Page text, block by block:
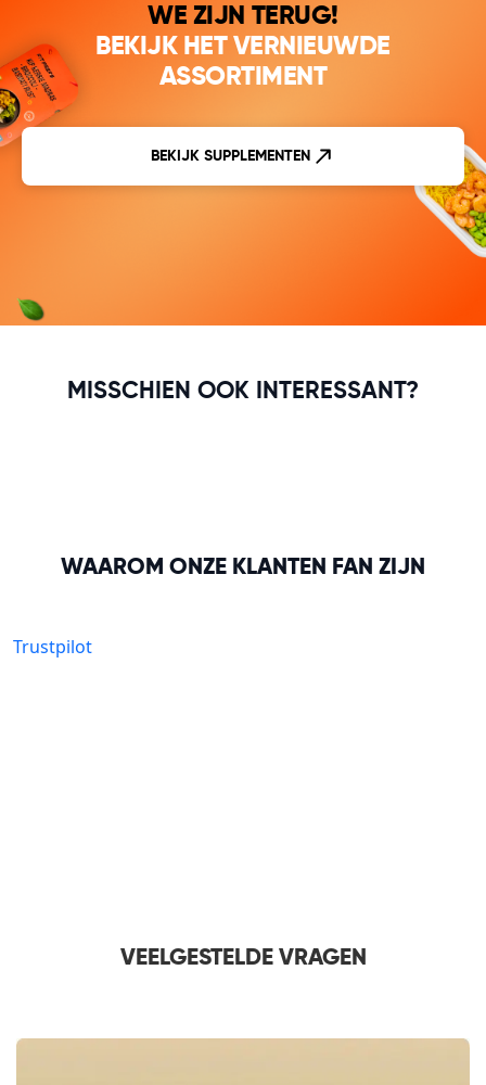
WE ZIJN TERUG!
BEKIJK HET VERNIEUWDE
ASSORTIMENT
BEKIJK SUPPLEMENTEN
MISSCHIEN OOK INTERESSANT?
WAAROM ONZE KLANTEN FAN ZIJN
Trustpilot
VEELGESTELDE VRAGEN